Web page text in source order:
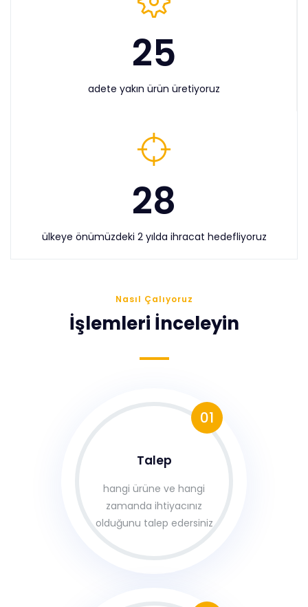
25
adete yakın ürün üretiyoruz
28
ülkeye önümüzdeki 2 yılda ihracat hedefliyoruz
Nasıl Çalıyoruz
İşlemleri İnceleyin
01
Talep
hangi ürüne ve hangi
zamanda ihtiyacınız
olduğunu talep edersiniz